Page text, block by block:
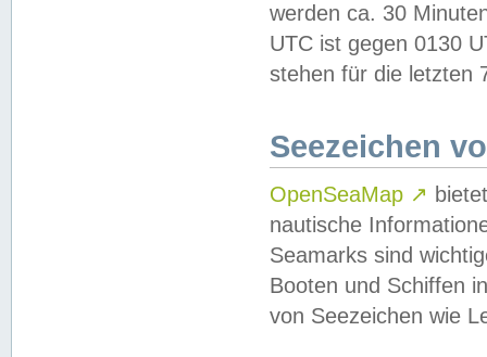
werden ca. 30
UTC ist gegen 0130
stehen für die letzten
Seezeichen
OpenSeaMap ↗
nautische
Seamarks sind
Booten und Schiffen
von Seezeichen wie